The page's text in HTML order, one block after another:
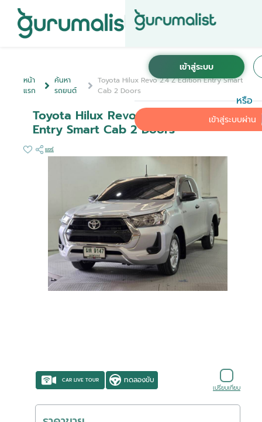
หรือ
เข้าสู่ระบบผ่าน
หน้า
แรก
ค้นหา
รถยนต์
Toyota Hilux Revo 2.4 Z Edition Entry Smart
Cab 2 Doors
Toyota Hilux Revo 2.4 Z Edition
Entry Smart Cab 2 Doors
แชร์
CAR LIVE TOUR ทดลองขับ
เปรียบเทียบ